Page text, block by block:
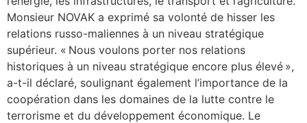
Monsieur NOVAK a exprimé sa volonté de hisser les
relations russo-maliennes à un niveau stratégique
supérieur. « Nous voulons porter nos relations
historiques à un niveau stratégique encore plus élevé »,
a-t-il déclaré, soulignant également l’importance de la
coopération dans les domaines de la lutte contre le
terrorisme et du développement économique. Le